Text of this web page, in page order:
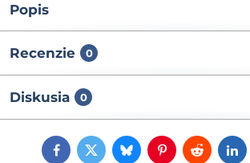
Popis
Recenzie 0
Diskusia 0
FacebookTwitterBlueskyPinterestReddit